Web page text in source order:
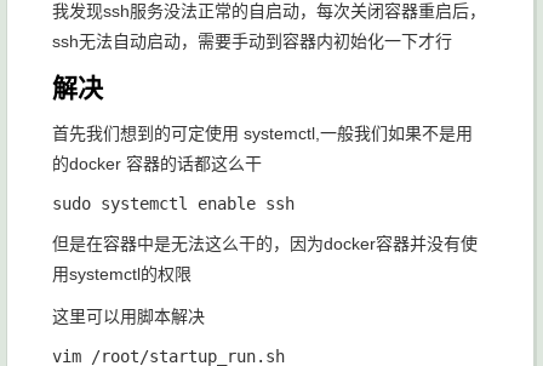
我发现ssh服务没法正常的自启动，每次关闭容器重启后，
ssh无法自动启动，需要手动到容器内初始化一下才行
解决
首先我们想到的可定使用 systemctl ,一般我们如果不是用
的docker 容器的话都这么干
su
但是在容器中是无法这么干的，因为docker容器并没有使
用systemctl的权限
这里可以用脚本解决
vim /root/startup_run.sh